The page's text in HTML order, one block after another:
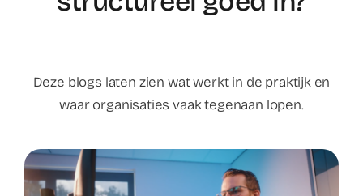
Deze blogs laten zien wat werkt in de praktijk en
waar organisaties vaak tegenaan lopen.